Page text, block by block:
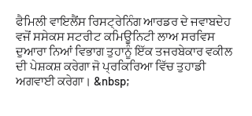
ਫੈਮਿਲੀ ਵਾਇਲੈਂਸ ਰਿਸਟ੍ਰੇਨਿੰਗ ਆਰਡਰ ਦੇ ਜਵਾਬਦੇਹ
ਵਜੋਂ ਸਸੇਕਸ ਸਟਰੀਟ ਕਮਿਊਨਿਟੀ ਲਾਅ ਸਰਵਿਸ
ਦੁਆਰਾ ਨਿਆਂ ਵਿਭਾਗ ਤੁਹਾਨੂੰ ਇੱਕ ਤਜਰਬੇਕਾਰ ਵਕੀਲ
ਦੀ ਪੇਸ਼ਕਸ਼ ਕਰੇਗਾ ਜੋ ਪ੍ਰਕਿਰਿਆ ਵਿੱਚ ਤੁਹਾਡੀ
ਅਗਵਾਈ ਕਰੇਗਾ। &nbsp;